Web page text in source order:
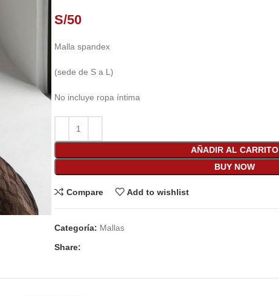
S/50
Malla spandex
(sede de S a L)
No incluye ropa íntima
AÑADIR AL CARRITO
BUY NOW
Compare Add to wishlist
Categoría: Mallas
Share: